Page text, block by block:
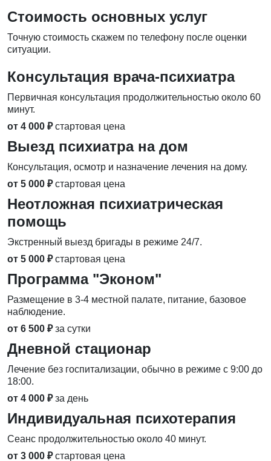
Стоимость основных услуг
Точную стоимость скажем по телефону после оценки
ситуации.
Консультация врача-психиатра
Первичная консультация продолжительностью около 60
минут.
от 4 000 ₽ стартовая цена
Выезд психиатра на дом
Консультация, осмотр и назначение лечения на дому.
от 5 000 ₽ стартовая цена
Неотложная психиатрическая
помощь
Экстренный выезд бригады в режиме 24/7.
от 5 000 ₽ стартовая цена
Программа "Эконом"
Размещение в 3-4 местной палате, питание, базовое
наблюдение.
от 6 500 ₽ за сутки
Дневной стационар
Лечение без госпитализации, обычно в режиме с 9:00 до
18:00.
от 4 000 ₽ за день
Индивидуальная психотерапия
Сеанс продолжительностью около 40 минут.
от 3 000 ₽ стартовая цена